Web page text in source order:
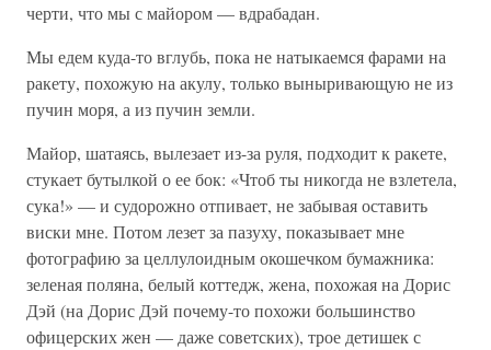
черти, что мы с майором — вдрабадан.
Мы едем куда-то вглубь, пока не натыкаемся фарами на
ракету, похожую на акулу, только выныривающую не из
пучин моря, а из пучин земли.
Майор, шатаясь, вылезает из-за руля, подходит к ракете,
стукает бутылкой о ее бок: «Чтоб ты никогда не взлетела,
сука!» — и судорожно отпивает, не забывая оставить
виски мне. Потом лезет за пазуху, показывает мне
фотографию за целлулоидным окошечком бумажника:
зеленая поляна, белый коттедж, жена, похожая на Дорис
Дэй (на Дорис Дэй почему-то похожи большинство
офицерских жен — даже советских), трое детишек с